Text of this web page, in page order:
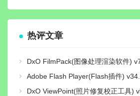
热评文章
DxO FilmPack(图像处理渲染软件) v7.25.0
Adobe Flash Player(Flash插件)
DxO ViewPoint(照片修复校正工具) v5.15.0